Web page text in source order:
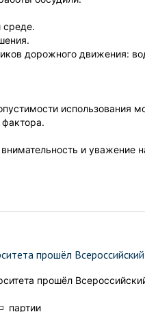
дорожного движения:
использования
и уважение
прошёл
прошёл
партии